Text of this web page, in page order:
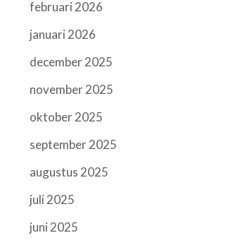
februari 2026
januari 2026
december 2025
november 2025
oktober 2025
september 2025
augustus 2025
juli 2025
juni 2025